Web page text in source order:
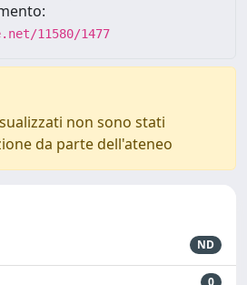
11580/1477
non sono stati
da parte dell'ateneo
ND